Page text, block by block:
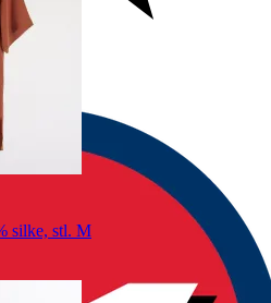
silke, stl. M